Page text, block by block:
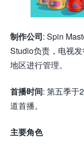
制作公司: Spin
Studio负责，电视
地区进行管理。
首播时间: 第五季于
道首播。
主要角色